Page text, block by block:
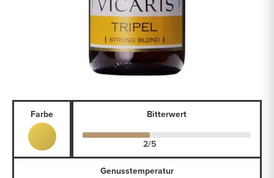
Farbe Bitterwert
Genusstemperatur